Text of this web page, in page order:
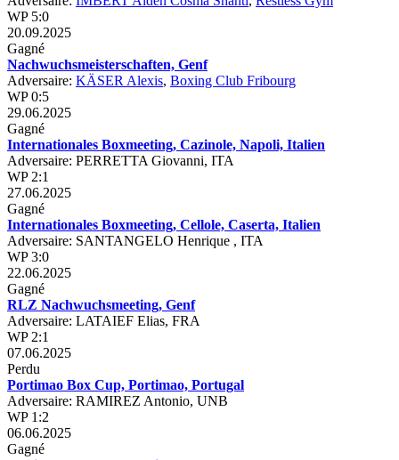
WP 5:0
20.09.2025
Gagné
Nachwuchsmeisterschaften, Genf
Adversaire: KÄSER Alexis, Boxing Club Fribourg
WP 0:5
29.06.2025
Gagné
Internationales Boxmeeting, Cazinole, Napoli, Italien
Adversaire: PERRETTA Giovanni, ITA
WP 2:1
27.06.2025
Gagné
Internationales Boxmeeting, Cellole, Caserta, Italien
Adversaire: SANTANGELO Henrique , ITA
WP 3:0
22.06.2025
Gagné
RLZ Nachwuchsmeeting, Genf
Adversaire: LATAIEF Elias, FRA
WP 2:1
07.06.2025
Perdu
Portimao Box Cup, Portimao, Portugal
Adversaire: RAMIREZ Antonio, UNB
WP 1:2
06.06.2025
Gagné